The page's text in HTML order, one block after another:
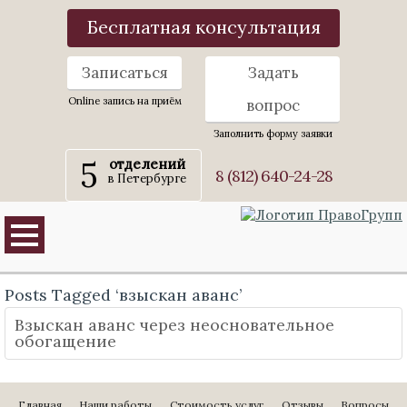
Бесплатная консультация
Записаться
Online запись на приём
Задать
вопрос
Заполнить форму заявки
5 отделений
в Петербурге 8 (812) 640-24-28
Posts Tagged ‘взыскан аванс’
Взыскан аванс через неосновательное
обогащение